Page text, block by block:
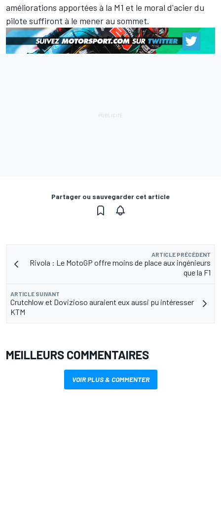
améliorations apportées à la M1 et le moral d'acier du
pilote suffiront à le mener au sommet.
Partager ou sauvegarder cet article
ARTICLE PRÉCÉDENT
Rivola : Le MotoGP offre moins de place aux ingénieurs
que la F1
ARTICLE SUIVANT
Crutchlow et Dovizioso auraient eux aussi pu intéresser
KTM
MEILLEURS COMMENTAIRES
VOIR PLUS & COMMENTER